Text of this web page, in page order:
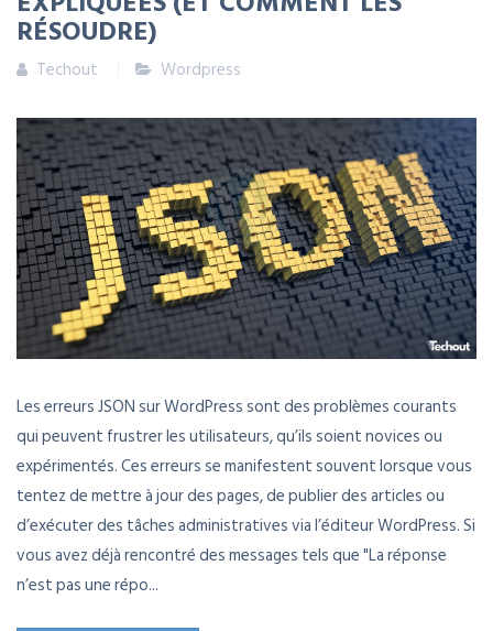
RÉSOUDRE)
Techout Wordpress
Les erreurs JSON sur WordPress sont des problèmes courants
qui peuvent frustrer les utilisateurs, qu’ils soient novices ou
expérimentés. Ces erreurs se manifestent souvent lorsque vous
tentez de mettre à jour des pages, de publier des articles ou
d’exécuter des tâches administratives via l’éditeur WordPress. Si
vous avez déjà rencontré des messages tels que "La réponse
n’est pas une répo...